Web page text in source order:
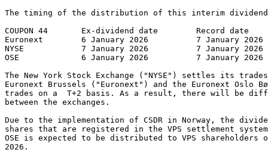
The timing of the distribution of this interim
The New York Stock Exchange ("NYSE") settles its
Euronext Brussels ("Euronext") and the Euronext Oslo
trades on a  T+2 basis. As a result, there will be
between the exchanges.
Due to the implementation of CSDR in Norway, the
shares that are registered in the VPS settlement
OSE is expected to be distributed to VPS shareholders
2026.